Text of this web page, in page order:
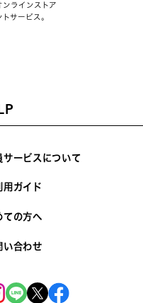
ラインストア
サービス。
サービスについて
用ガイド
ての方へ
い合わせ